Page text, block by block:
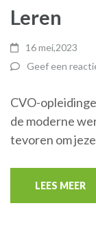
Leren
16 mei,2023
Geef een
CVO-
de moderne
tevoren om
LEES MEER